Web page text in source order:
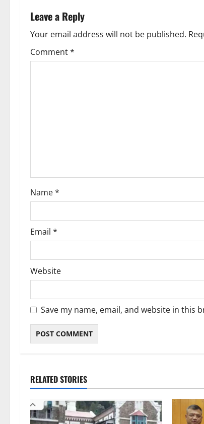
n
a
v
o
n
Leave a Reply
Your email address will not be published.
Comment*
Name*
Email *
Website
Save my name, email, and website in this
RELATED STORIES